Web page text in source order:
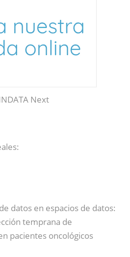
Next
datos en espacios de datos:
temprana de
pacientes oncológicos